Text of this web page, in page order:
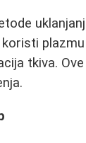
tkiva.